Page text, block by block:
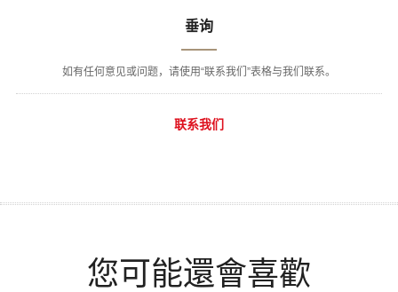
垂询
如有任何意见或问题，请使用“联系我们”表格与我们联系。
联系我们
您可能還會喜歡